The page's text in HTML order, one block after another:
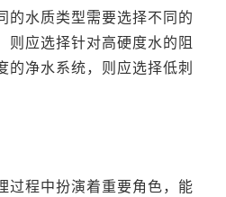
的水质类型需要选择不同的
则应选择针对高硬度水的阻
的净水系统，则应选择低刺
过程中扮演着重要角色，能